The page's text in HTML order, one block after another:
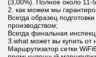
(3,00%). Полное около 11-
2. как можем мы
Всегда образец
производством;
Всегда финальная
3.what может вы купить от
Маршрутизатор сетки